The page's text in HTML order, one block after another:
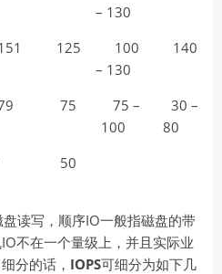
– 130
125
100
– 130
140
75
75 –
100
30 –
80
50
读写，顺序IO一般指磁盘的带
不在一个量级上，并且实际业
分的话， IOPS可细分为如下几